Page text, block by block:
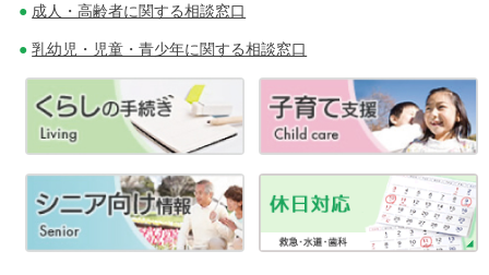
成人・高齢者に関する相談窓口
乳幼児・児童・青少年に関する相談窓口